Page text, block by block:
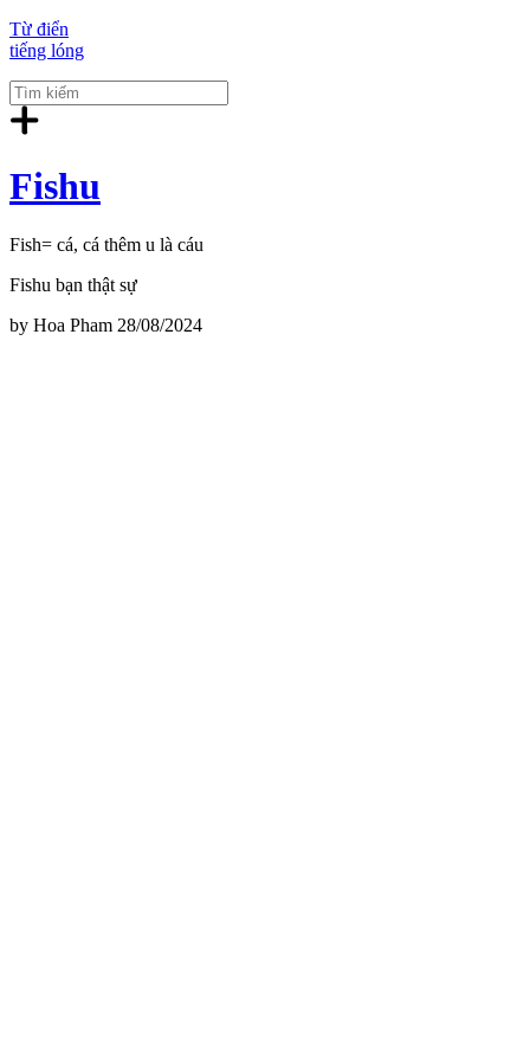
Từ điển
tiếng lóng
Fishu
Fish= cá, cá thêm u là cáu
Fishu bạn thật sự
by Hoa Pham 28/08/2024